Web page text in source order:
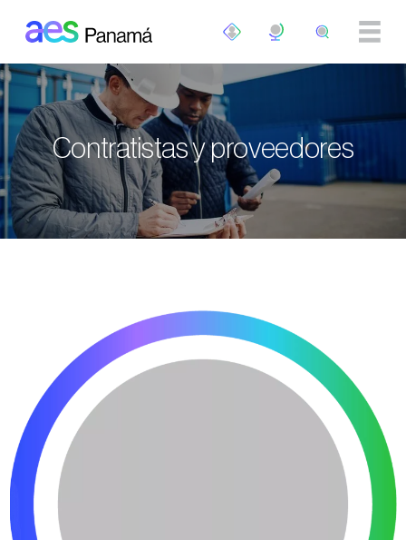
Contratistas y proveedores